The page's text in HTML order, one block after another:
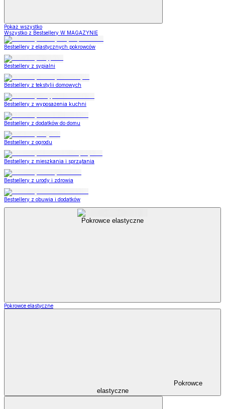
Pokaż wszystko
Wszystko z Bestsellery W MAGAZYNIE
Bestsellery z elastycznych pokrowców
Bestsellery z sypialni
Bestsellery z tekstylii domowych
Bestsellery z wyposażenia kuchni
Bestsellery z dodatków do domu
Bestsellery z ogrodu
Bestsellery z mieszkania i sprzątania
Bestsellery z urody i zdrowia
Bestsellery z obuwia i dodatków
Pokrowce elastyczne
Pokrowce elastyczne
Pokrowce
elastyczne